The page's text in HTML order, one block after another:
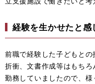
経験を生かせたと感
前職で経験した子どもと
折衝、文書作成等はもち
勤務していましたので、